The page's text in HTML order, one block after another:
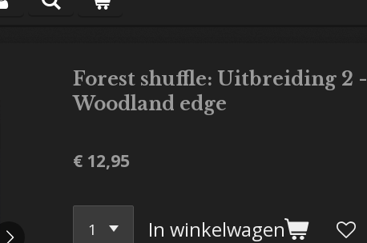
Forest shuffle: Uitbreiding 2 -
Woodland edge
€ 12,95
In winkelwagen